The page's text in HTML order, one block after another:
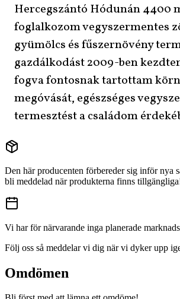
Hercegszántó Hódunán 4400
foglalkozom vegyszermentes
gyümölcs és fűszernövény
gazdálkodást 2009-ben
fogva fontosnak tartottam
megóvását, egészséges
termesztést a családom
Den här producenten förbereder sig inför nya
bli meddelad när produkterna finns
Vi har för närvarande inga planerade
Följ oss så meddelar vi dig när vi dyker upp
Omdömen